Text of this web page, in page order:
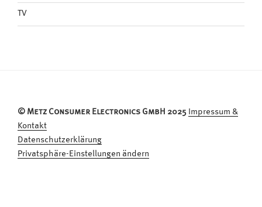
TV
© Metz Consumer Electronics GmbH 2025 Impressum &
Kontakt
Datenschutzerklärung
Privatsphäre-Einstellungen ändern